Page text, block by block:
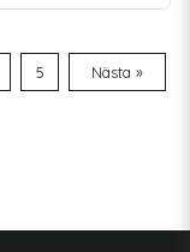
5 Nästa »